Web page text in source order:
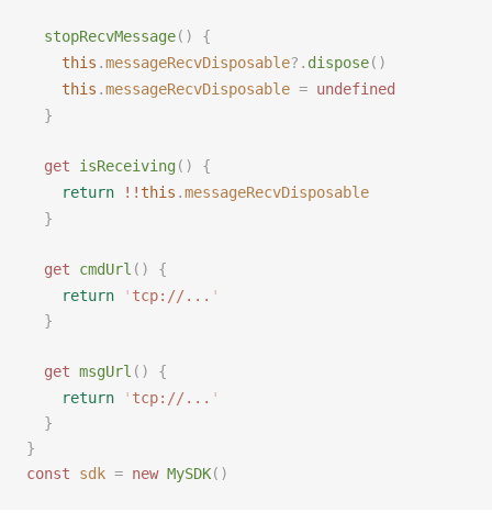
stopRecvMessage()
{
    this
.messageRecvDisposable?. dispose()
    this
.messageRecvDisposable = undefined
  }
  get
isReceiving()
{
    return
!!this .messageRecvDisposable
  }
  get
cmdUrl ()
{
    return
' tcp://... '
  }
  get
msgUrl ()
{
    return
' tcp://... '
  }
}
const sdk = new MySDK()